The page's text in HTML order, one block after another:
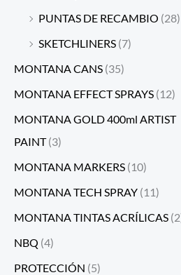
PUNTAS DE RECAMBIO (28)
SKETCHLINERS (7)
MONTANA CANS (35)
MONTANA EFFECT SPRAYS (12)
MONTANA GOLD 400ml ARTIST
PAINT (3)
MONTANA MARKERS (10)
MONTANA TECH SPRAY (11)
MONTANA TINTAS ACRÍLICAS
NBQ (4)
PROTECCIÓN (5)